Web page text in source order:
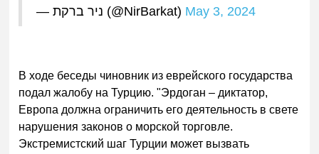
— ניר ברקת (@NirBarkat) May 3, 2024
В ходе беседы чиновник из еврейского государства
подал жалобу на Турцию. "Эрдоган – диктатор,
Европа должна ограничить его деятельность в свете
нарушения законов о морской торговле.
Экстремистский шаг Турции может вызвать